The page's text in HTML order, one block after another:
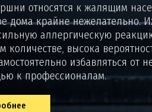
относятся к жалящим
дома крайне нежелательно.
аллергическую
количестве, высока
избавляться от
к профессионалам.